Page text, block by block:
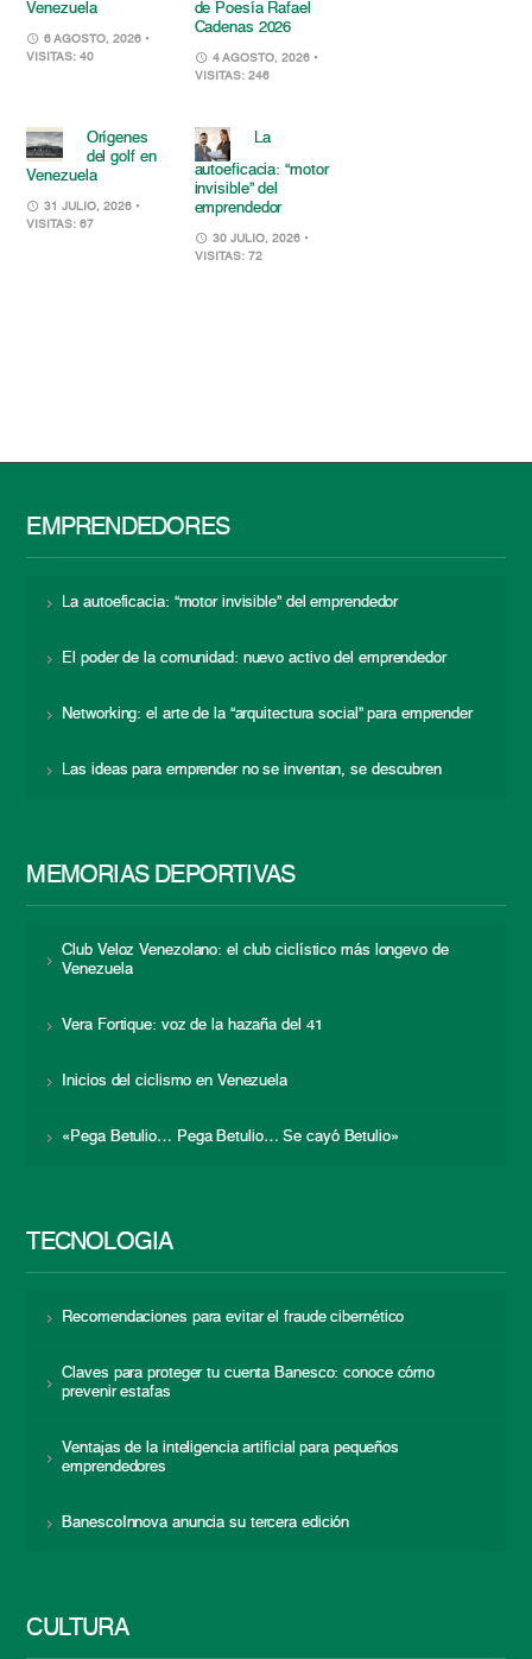
Venezuela
6 AGOSTO, 2026 •
VISITAS: 40
de Poesía Rafael
Cadenas 2026
4 AGOSTO, 2026 •
VISITAS: 246
Orígenes
del golf en
Venezuela
31 JULIO, 2026 •
VISITAS: 67
La
autoeficacia: “motor
invisible” del
emprendedor
30 JULIO, 2026 •
VISITAS: 72
EMPRENDEDORES
La autoeficacia: “motor invisible” del emprendedor
El poder de la comunidad: nuevo activo del emprendedor
Networking: el arte de la “arquitectura social” para emprender
Las ideas para emprender no se inventan, se descubren
MEMORIAS DEPORTIVAS
Club Veloz Venezolano: el club ciclístico más longevo de
Venezuela
Vera Fortique: voz de la hazaña del 41
Inicios del ciclismo en Venezuela
«Pega Betulio… Pega Betulio… Se cayó Betulio»
TECNOLOGÍA
Recomendaciones para evitar el fraude cibernético
Claves para proteger tu cuenta Banesco: conoce cómo
prevenir estafas
Ventajas de la inteligencia artificial para pequeños
emprendedores
BanescoInnova anuncia su tercera edición
CULTURA